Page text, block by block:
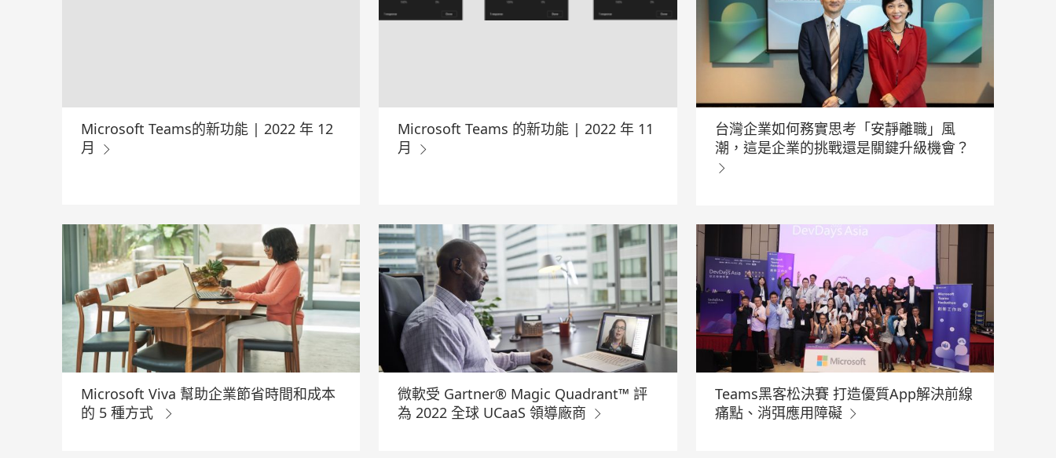
Microsoft Teams的新功能 | 2022 年 12
月
Microsoft Teams 的新功能 | 2022 年 11
月
台灣企業如何務實思考「安靜離職」風
潮，這是企業的挑戰還是關鍵升級機會？
Microsoft Viva 幫助企業節省時間和成本
的 5 種方式
微軟受 Gartner® Magic Quadrant™ 評
為 2022 全球 UCaaS 領導廠商
Teams黑客松決賽 打造優質App解決前線
痛點、消弭應用障礙